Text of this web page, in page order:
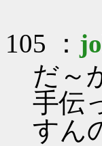
105 ：
だ～
手伝
すん